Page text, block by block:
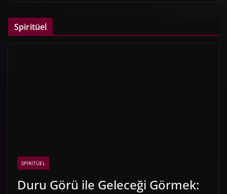
Spiritüel
SPIRITÜEL
Duru Görü ile Geleceği Görmek: